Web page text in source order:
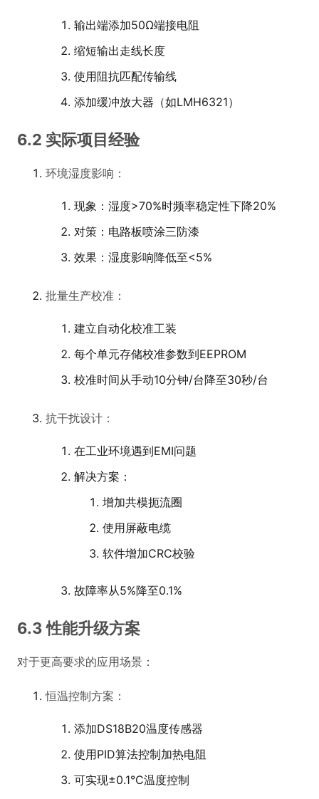
输出端添加50Ω端接电阻
缩短输出走线长度
使用阻抗匹配传输线
添加缓冲放大器（如LMH6321）
6.2 实际项目经验
环境湿度影响：
现象：湿度>70%时频率稳定性下降20%
对策：电路板喷涂三防漆
效果：湿度影响降低至<5%
批量生产校准：
建立自动化校准工装
每个单元存储校准参数到EEPROM
校准时间从手动10分钟/台降至30秒/台
抗干扰设计：
在工业环境遇到EMI问题
解决方案：
增加共模扼流圈
使用屏蔽电缆
软件增加CRC校验
故障率从5%降至0.1%
6.3 性能升级方案
对于更高要求的应用场景：
恒温控制方案：
添加DS18B20温度传感器
使用PID算法控制加热电阻
可实现±0.1°C温度控制